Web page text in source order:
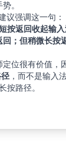
。
议强调这一句：
按返回收起输
回；但稍微长按
位很有价值，
，而不是输入
按路径。